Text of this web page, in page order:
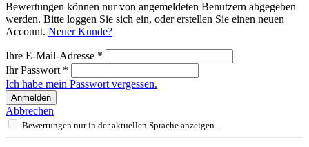
Bewertungen können nur von angemeldeten Benutzern abgegeben
werden. Bitte loggen Sie sich ein, oder erstellen Sie einen neuen
Account. Neuer Kunde?
Ihre E-Mail-Adresse *
Ihr Passwort *
Ich habe mein Passwort vergessen.
Anmelden
Abbrechen
Bewertungen nur in der aktuellen Sprache anzeigen.